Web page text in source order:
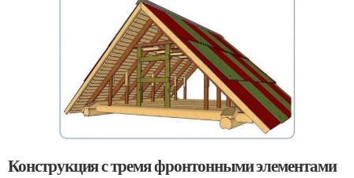
Конструкция с тремя фронтонными элементами